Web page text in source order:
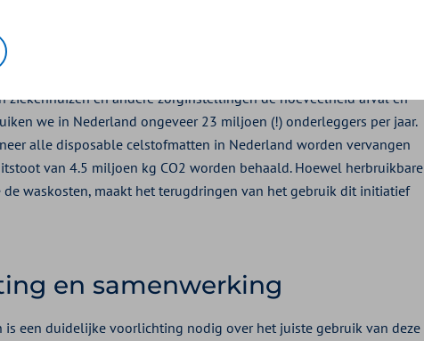
onderleggers
ziekenhuizen en andere zorginstellingen de hoeveelheid afval en
we in Nederland ongeveer 23 miljoen (!) onderleggers per jaar.
alle disposable celstofmatten in Nederland worden vervangen
van 4.5 miljoen kg CO2 worden behaald. Hoewel herbruikbare
waskosten, maakt het terugdringen van het gebruik dit initiatief
en samenwerking
een duidelijke voorlichting nodig over het juiste gebruik van deze